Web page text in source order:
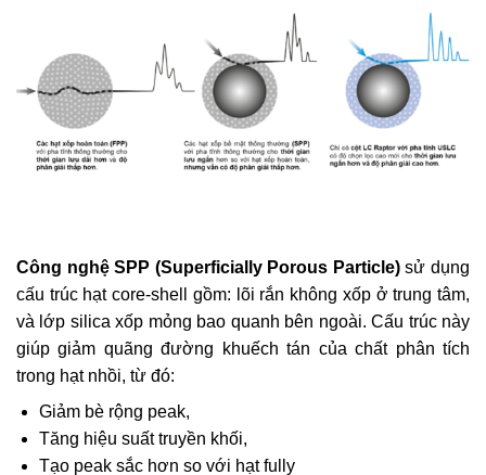
Công nghệ SPP (Superficially Porous Particle)sử dụng
cấu trúc hạt core-shell gồm: lõi rắn không xốp ở trung tâm,
và lớp silica xốp mỏng bao quanh bên ngoài. Cấu trúc này
giúp giảm quãng đường khuếch tán của chất phân tích
trong hạt nhồi, từ đó:
Giảm bè rộng peak,
Tăng hiệu suất truyền khối,
Tạo peak sắc hơn so với hạt fully